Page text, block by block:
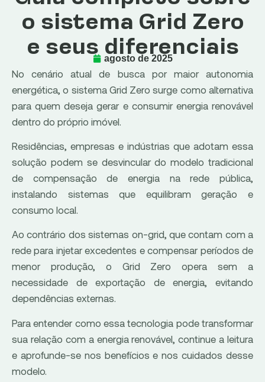
o sistema Grid Zero
e seus diferenciais
agosto de 2025
No cenário atual de busca por maior autonomia
energética, o sistema Grid Zero surge como alternativa
para quem deseja gerar e consumir energia renovável
dentro do próprio imóvel.
Residências, empresas e indústrias que adotam essa
solução podem se desvincular do modelo tradicional
de compensação de energia na rede pública,
instalando sistemas que equilibram geração e
consumo local.
Ao contrário dos sistemas on-grid, que contam com a
rede para injetar excedentes e compensar períodos de
menor produção, o Grid Zero opera sem a
necessidade de exportação de energia, evitando
dependências externas.
Para entender como essa tecnologia pode transformar
sua relação com a energia renovável, continue a leitura
e aprofunde-se nos benefícios e nos cuidados desse
modelo.